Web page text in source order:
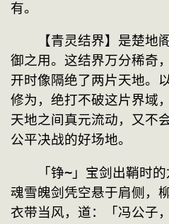
有。
【青灵结界】是楚地阁
御之用。这结界万分稀奇
开时像隔绝了两片天地。
修为，绝打不破这片界域
天地之间真元流动，又不
公平决战的好场地。
「铮~」宝剑出鞘时的
魂雪魄剑凭空悬于肩侧，
衣带当风，道：「冯公子